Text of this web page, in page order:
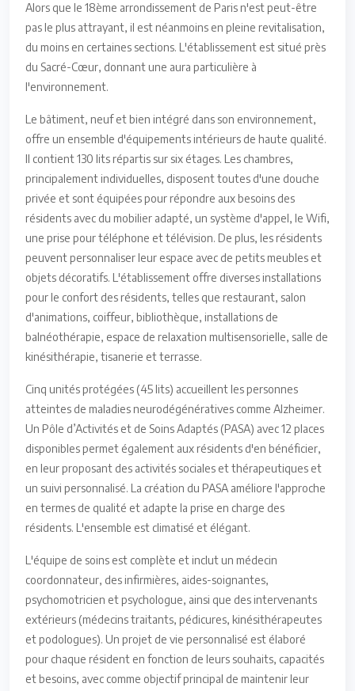
Alors que le 18ème arrondissement de Paris n'est peut-être
pas le plus attrayant, il est néanmoins en pleine revitalisation,
du moins en certaines sections. L'établissement est situé près
du Sacré-Cœur, donnant une aura particulière à
l'environnement.
Le bâtiment, neuf et bien intégré dans son environnement,
offre un ensemble d'équipements intérieurs de haute qualité.
Il contient 130 lits répartis sur six étages. Les chambres,
principalement individuelles, disposent toutes d'une douche
privée et sont équipées pour répondre aux besoins des
résidents avec du mobilier adapté, un système d'appel, le Wifi,
une prise pour téléphone et télévision. De plus, les résidents
peuvent personnaliser leur espace avec de petits meubles et
objets décoratifs. L'établissement offre diverses installations
pour le confort des résidents, telles que restaurant, salon
d'animations, coiffeur, bibliothèque, installations de
balnéothérapie, espace de relaxation multisensorielle, salle de
kinésithérapie, tisanerie et terrasse.
Cinq unités protégées (45 lits) accueillent les personnes
atteintes de maladies neurodégénératives comme Alzheimer.
Un Pôle d’Activités et de Soins Adaptés (PASA) avec 12 places
disponibles permet également aux résidents d'en bénéficier,
en leur proposant des activités sociales et thérapeutiques et
un suivi personnalisé. La création du PASA améliore l'approche
en termes de qualité et adapte la prise en charge des
résidents. L'ensemble est climatisé et élégant.
L'équipe de soins est complète et inclut un médecin
coordonnateur, des infirmières, aides-soignantes,
psychomotricien et psychologue, ainsi que des intervenants
extérieurs (médecins traitants, pédicures, kinésithérapeutes
et podologues). Un projet de vie personnalisé est élaboré
pour chaque résident en fonction de leurs souhaits, capacités
et besoins, avec comme objectif principal de maintenir leur